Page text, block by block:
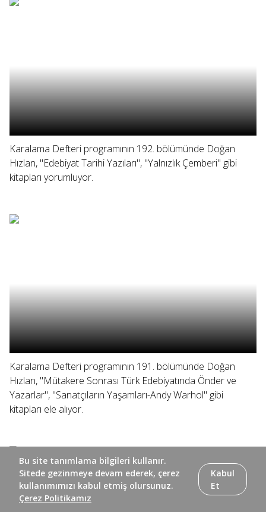
Karalama Defteri programının 192. bölümünde Doğan
Hızlan, "Edebiyat Tarihi Yazıları", "Yalnızlık Çemberi" gibi
kitapları yorumluyor.
Karalama Defteri programının 191. bölümünde Doğan
Hızlan, "Mütakere Sonrası Türk Edebiyatında Önder ve
Yazarlar", "Sanatçıların Yaşamları-Andy Warhol" gibi
kitapları ele alıyor.
Bu site tanımlama bilgileri kullanır.
Sitede gezinmeye devam ederek, çerez
kullanımımızı kabul etmiş olursunuz.
Çerez Politikamız
Kabul
Et